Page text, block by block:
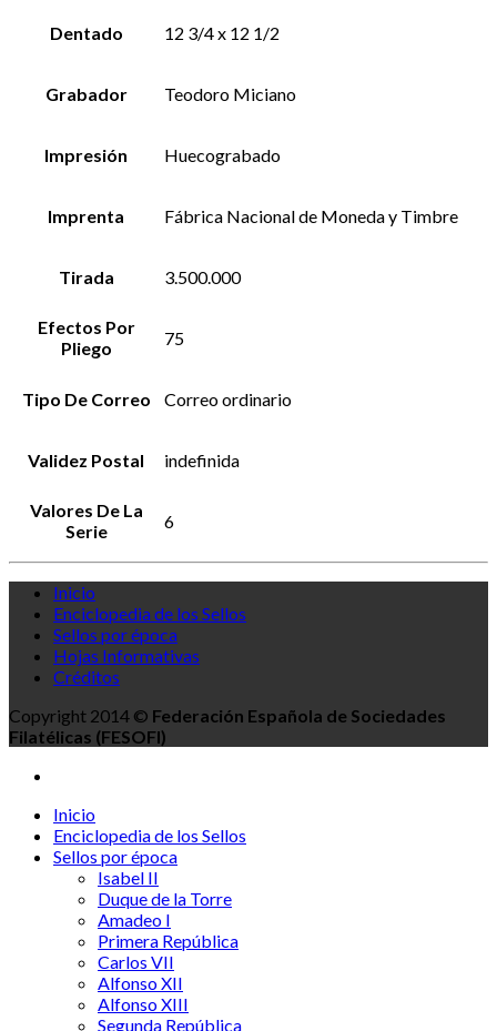
Dentado 12 3/4 x 12 1/2
Grabador Teodoro Miciano
Impresión Huecograbado
Imprenta Fábrica Nacional de Moneda y Timbre
Tirada 3.500.000
Efectos Por
Pliego
75
Tipo De Correo Correo ordinario
Validez Postal indefinida
Valores De La
Serie
6
Inicio
Enciclopedia de los Sellos
Sellos por época
Hojas Informativas
Créditos
Copyright 2014 © Federación Española de Sociedades
Filatélicas (FESOFI)
Inicio
Enciclopedia de los Sellos
Sellos por época
Isabel II
Duque de la Torre
Amadeo I
Primera República
Carlos VII
Alfonso XII
Alfonso XIII
Segunda República